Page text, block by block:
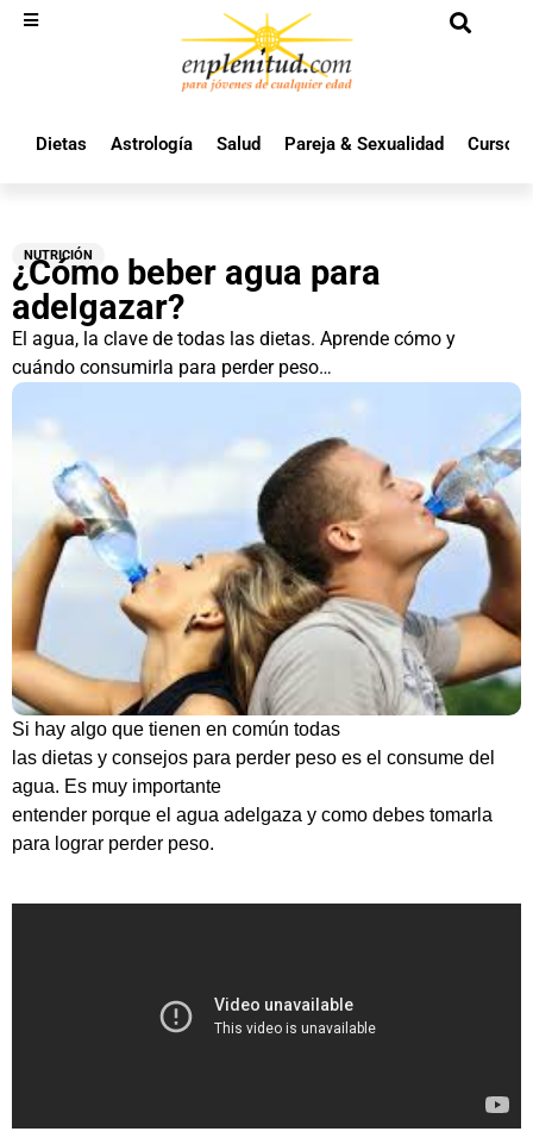
Dietas Astrología Salud Pareja & Sexualidad Cursos
NUTRICIÓN
¿Cómo beber agua para
adelgazar?
El agua, la clave de todas las dietas. Aprende cómo y
cuándo consumirla para perder peso…
Si hay algo que tienen en común todas
las dietas y consejos para perder peso es el consume del
agua. Es muy importante
entender porque el agua adelgaza y como debes tomarla
para lograr perder peso.